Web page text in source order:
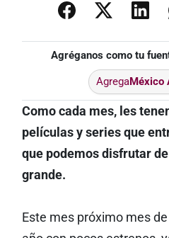
Agréganos como tu
AgregaMéxico
Como cada mes, les
películas y series que
que podemos disfrutar
grande.
Este mes próximo mes